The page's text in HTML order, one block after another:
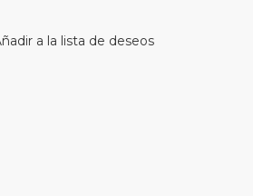
a la lista de deseos